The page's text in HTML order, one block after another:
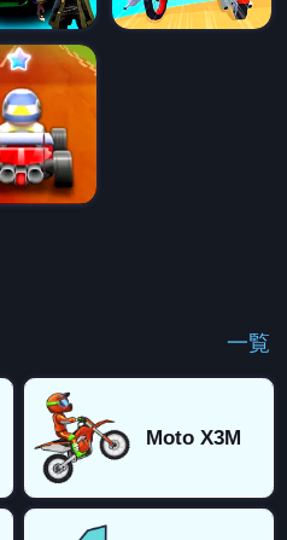
一覧
Moto X3M